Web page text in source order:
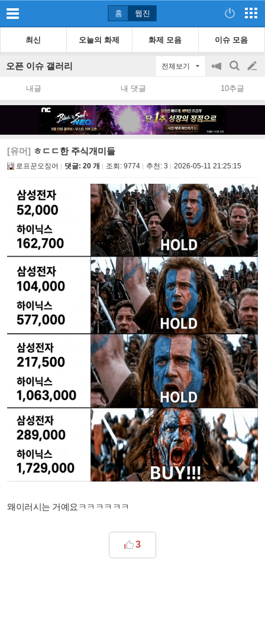
홈 웹진
최신 오늘의 화제 화제 모음 이슈 모음
오픈 이슈 갤러리 전체보기
공
지
on/off
검
색
글
쓰
내글 내 댓글 10추글
[유머] ㅎㄷㄷ한 주식개미들
로프꾼오징어 댓글: 20 개 조회: 9774 추천: 3 2026-05-11 21:25:15
왜이러시는 거예요ㅋㅋㅋㅋㅋㅋ
3